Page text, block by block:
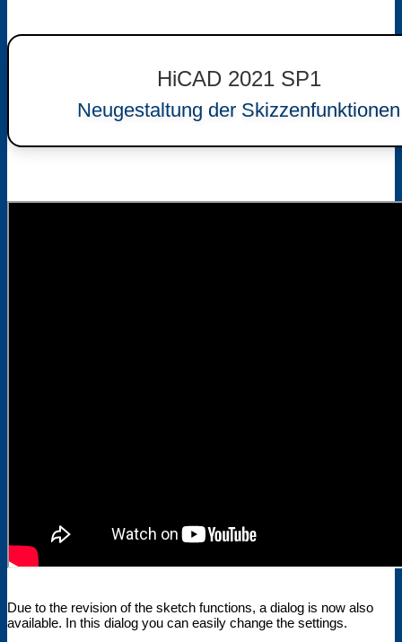
HiCAD 2021 SP1
Neugestaltung der Skizzenfunktionen
Due to the revision of the sketch functions, a dialog is now also
available. In this dialog you can easily change the settings.